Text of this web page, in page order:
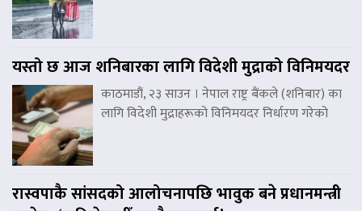
यस्तो छ आज शनिबारका लागि विदेशी मुद्राको विनिमयदर
काठमाडौं, २३ साउन । नेपाल राष्ट्र बैंकले (शनिबार) का
लागि विदेशी मुद्राहरूको विनिमयदर निर्धारण गरेको
रास्वपाकै सांसदको आलोचनापछि भावुक बने प्रधानमन्त्री